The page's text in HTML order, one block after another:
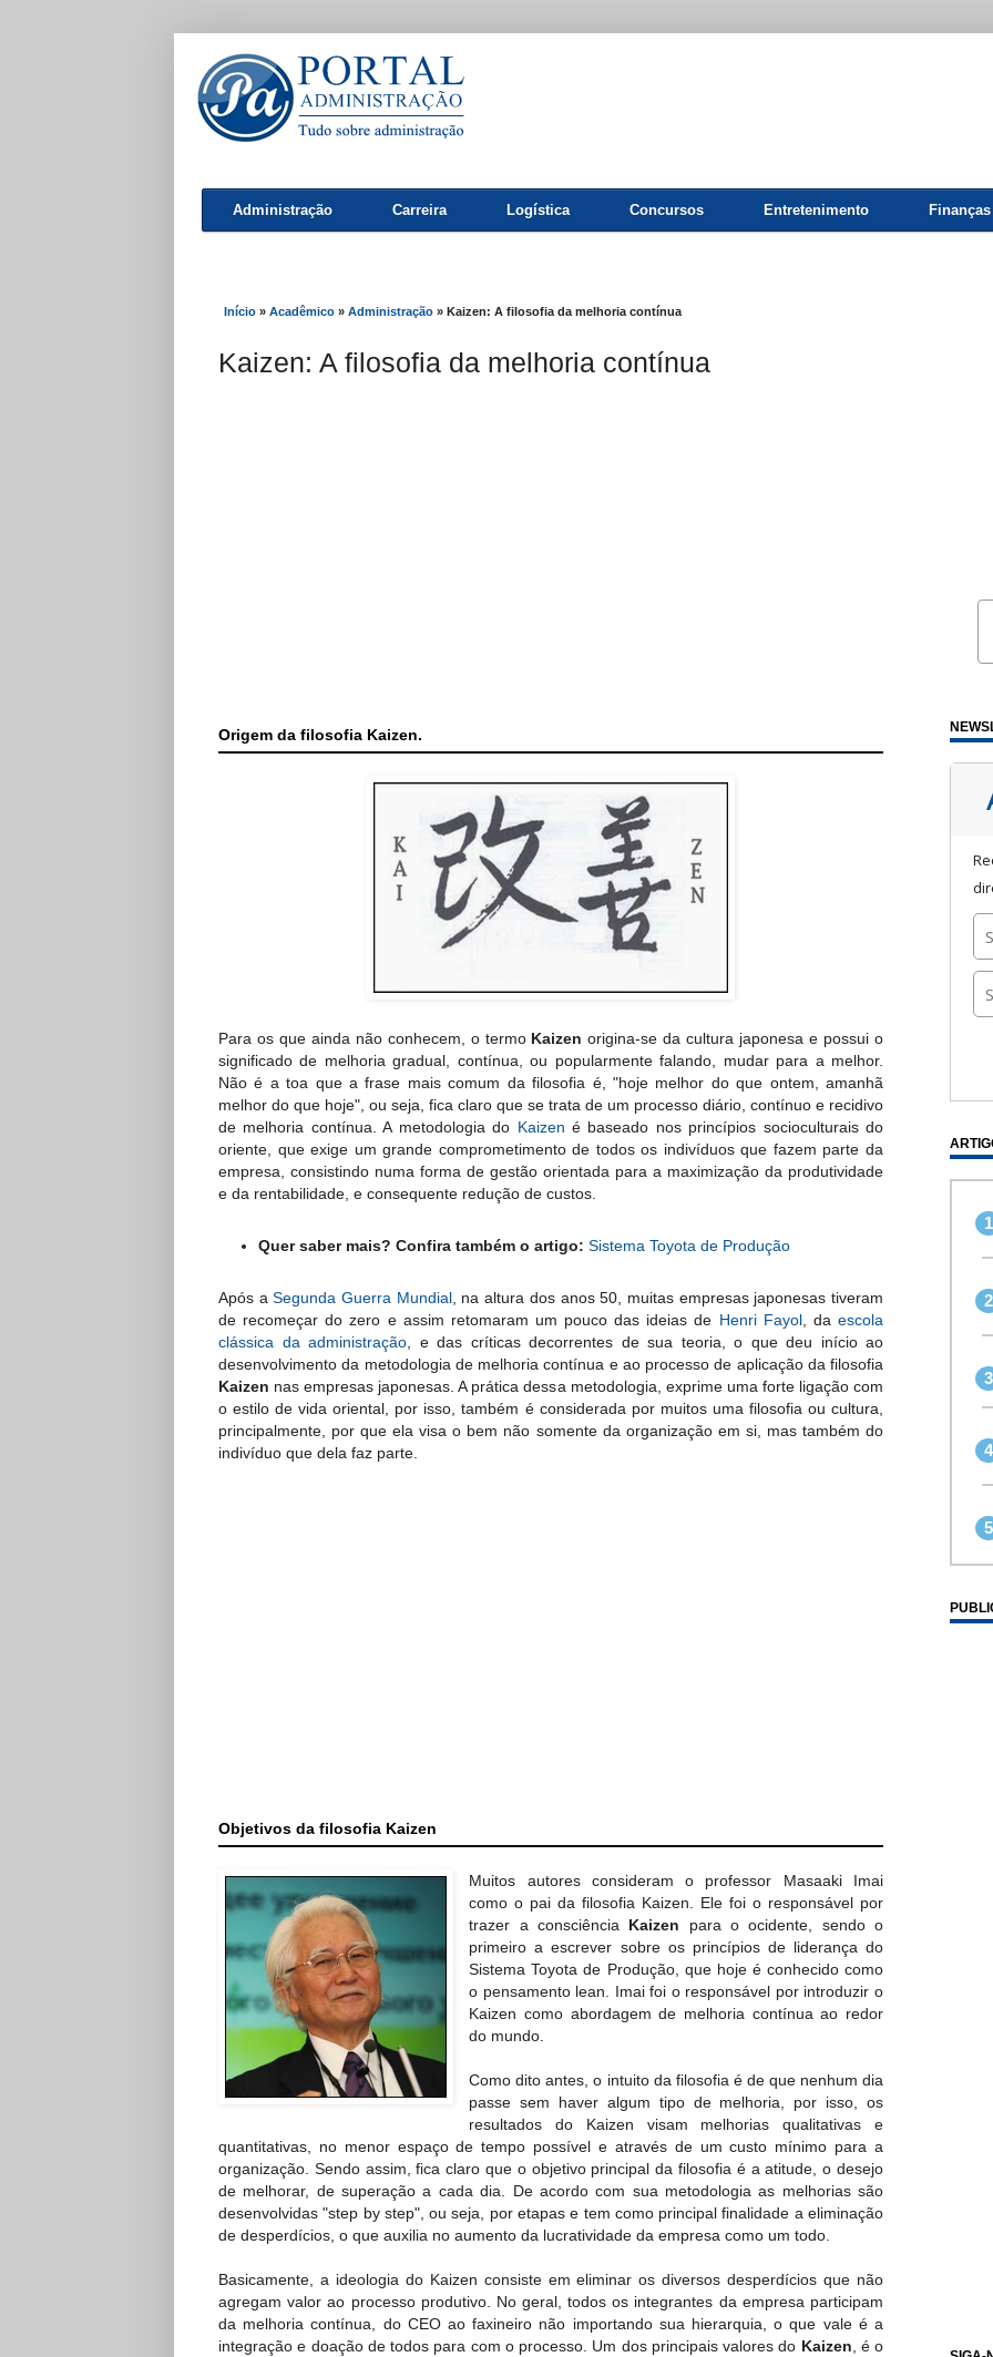
administração
Administração
Carreira Logística Concursos Entretenimento Finanças
Início » Acadêmico » Administração » Kaizen: A filosofia da melhoria contínua
Kaizen: A filosofia da melhoria contínua
Origem da filosofia Kaizen.
Para os que ainda não conhecem, o termo Kaizen origina-se da cultura japonesa e possui o
significado de melhoria gradual, contínua, ou popularmente falando, mudar para a melhor.
Não é a toa que a frase mais comum da filosofia é, "hoje melhor do que ontem, amanhã
melhor do que hoje", ou seja, fica claro que se trata de um processo diário, contínuo e recidivo
de melhoria contínua. A metodologia do Kaizen é baseado nos princípios socioculturais do
oriente, que exige um grande comprometimento de todos os indivíduos que fazem parte da
empresa, consistindo numa forma de gestão orientada para a maximização da produtividade
e da rentabilidade, e consequente redução de custos.
Quer saber mais? Confira também o artigo: Sistema Toyota de Produção
Após aSegunda Guerra Mundial, na altura dos anos 50, muitas empresas japonesas tiveram
de recomeçar do zero e assim retomaram um pouco das ideias de Henri Fayol, daescola
clássica da administração , e das críticas decorrentes de sua teoria, o que deu início ao
desenvolvimento da metodologia de melhoria contínua e ao processo de aplicação da filosofia
Kaizen nas empresas japonesas. A prática dessa metodologia, exprime uma forte ligação com
o estilo de vida oriental, por isso, também é considerada por muitos uma filosofia ou cultura,
principalmente, por que ela visa o bem não somente da organização em si, mas também do
indivíduo que dela faz parte.
Objetivos da filosofia Kaizen
Muitos autores consideram o professor Masaaki Imai
como o pai da filosofia Kaizen. Ele foi o responsável por
trazer a consciência Kaizen para o ocidente, sendo o
primeiro a escrever sobre os princípios de liderança do
Sistema Toyota de Produção, que hoje é conhecido como
o pensamento lean. Imai foi o responsável por introduzir o
Kaizen como abordagem de melhoria contínua ao redor
do mundo.
Como dito antes, o intuito da filosofia é de que nenhum dia
passe sem haver algum tipo de melhoria, por isso, os
resultados do Kaizen visam melhorias qualitativas e
quantitativas, no menor espaço de tempo possível e através de um custo mínimo para a
organização. Sendo assim, fica claro que o objetivo principal da filosofia é a atitude, o desejo
de melhorar, de superação a cada dia. De acordo com sua metodologia as melhorias são
desenvolvidas "step by step", ou seja, por etapas e tem como principal finalidade a eliminação
de desperdícios, o que auxilia no aumento da lucratividade da empresa como um todo.
Basicamente, a ideologia do Kaizen consiste em eliminar os diversos desperdícios que não
agregam valor ao processo produtivo. No geral, todos os integrantes da empresa participam
da melhoria contínua, do CEO ao faxineiro não importando sua hierarquia, o que vale é a
integração e doação de todos para com o processo. Um dos principais valores do Kaizen , é o